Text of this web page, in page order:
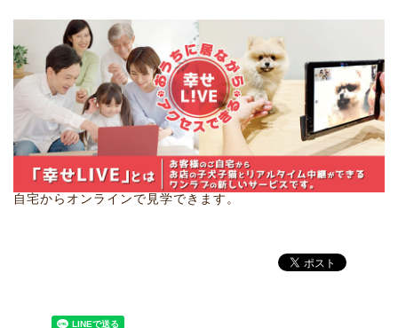
自宅からオンラインで見学できます。